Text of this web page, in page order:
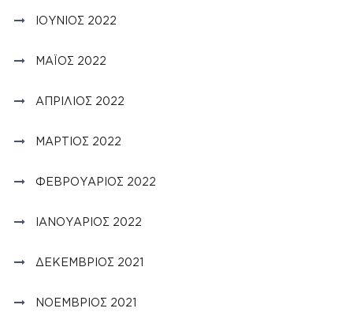
ΙΟΎΝΙΟΣ 2022
ΜΆΙΟΣ 2022
ΑΠΡΊΛΙΟΣ 2022
ΜΆΡΤΙΟΣ 2022
ΦΕΒΡΟΥΆΡΙΟΣ 2022
ΙΑΝΟΥΆΡΙΟΣ 2022
ΔΕΚΈΜΒΡΙΟΣ 2021
ΝΟΈΜΒΡΙΟΣ 2021